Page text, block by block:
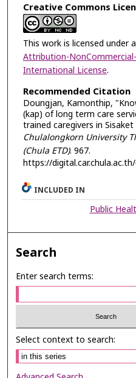
Creative Commons
This work is licensed under a
Attribution-
International License.
Recommended Citation
Doungjan, Kamonthip,
(kap) of long term care
trained caregivers in
Chulalongkorn University
(Chula ETD). 967.
https://
INCLUDED IN
Public
Search
Enter search terms:
Select context to search: